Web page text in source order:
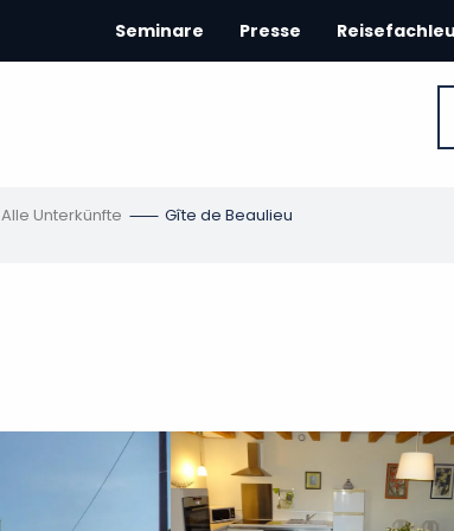
Seminare Presse
Alle Unterkünfte Gîte de Beaulieu